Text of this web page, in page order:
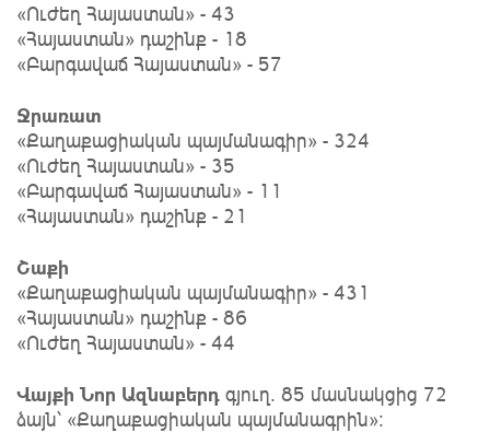
«Ուժեղ Հայաստան» - 43
«Հայաստան» դաշինք - 18
«Բարգավաճ Հայաստան» - 57
Ջրառատ
«Քաղաքացիական պայմանագիր» - 324
«Ուժեղ Հայաստան» - 35
«Բարգավաճ Հայաստան» - 11
«Հայաստան» դաշինք - 21
Շաքի
«Քաղաքացիական պայմանագիր» - 431
«Հայաստան» դաշինք - 86
«Ուժեղ Հայաստան» - 44
Վայքի Նոր Ազնաբերդ գյուղ․ 85 մասնակցից 72
ձայն՝ «Քաղաքացիական պայմանագրին»: